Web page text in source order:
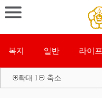
복지 일반 라이프
확대 l 축소